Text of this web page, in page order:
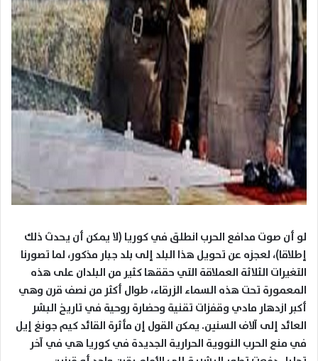
لو أن صوت مدافع الحرب انطلق في كوريا (لا يمكن أن يحدث ذلك
إطلاقا)، لعجزه عن تحويل هذا البلد إلى بلد جبار مذكور، لما تصورنا
التغيرات الثلاثة العملاقة التي حققها كثير من البلدان على هذه
المعمورة تحت هذه السماء الزرقاء، طوال أكثر من نصف قرن وهي
أكبر ازدهار مادي وقفزات تقنية وحضارة روحية في تاريخ البشر
العائد إلى آلاف السنين. يمكن القول إن مأثرة القائد كيم جونغ إيل
في منع الحرب النووية الحرارية الجديدة في كوريا هي في آخر